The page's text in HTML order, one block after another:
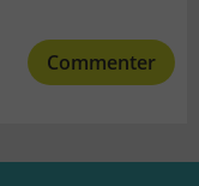
Commenter